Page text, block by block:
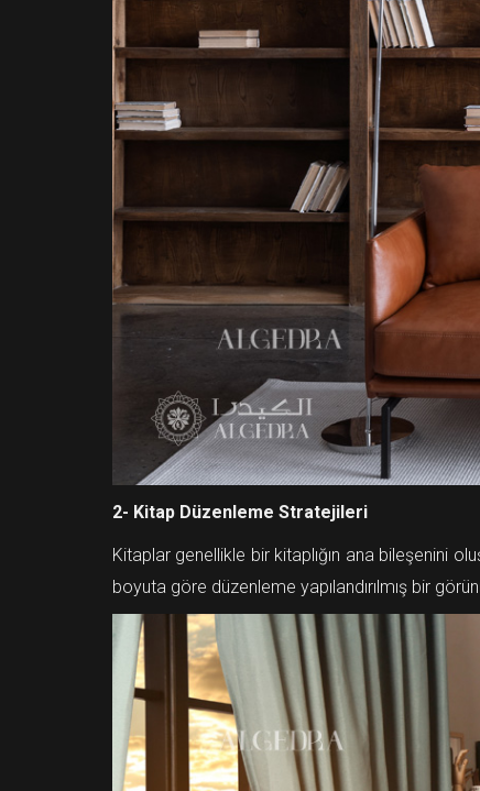
2- Kitap Düzenleme Stratejileri
Kitaplar genellikle bir kitaplığın ana bileşenini
boyuta göre düzenleme yapılandırılmış bir